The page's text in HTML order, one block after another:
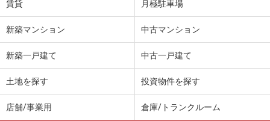
賃貸 月極駐車場
新築マンション 中古マンション
新築一戸建て 中古一戸建て
土地を探す 投資物件を探す
店舗/事業用 倉庫/トランクルーム